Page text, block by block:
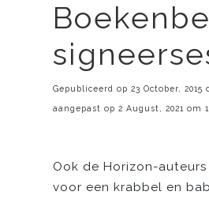
Gepubliceerd op 23 October, 2015
aangepast op 2 August, 2021 om
Ook de Horizon-
voor een krabbel en